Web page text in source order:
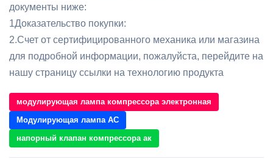
документы ниже:
1Доказательство покупки:
2.Счет от сертифицированного механика или магазина
для подробной информации, пожалуйста, перейдите на
нашу страницу ссылки на технологию продукта
модулирующая лампа компрессора электронная
Модулирующая лампа AC
напорный клапан компрессора ак